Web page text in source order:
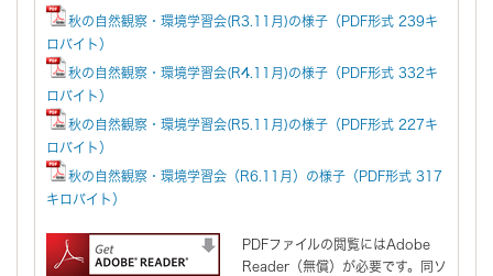
秋の自然観察・環境学習会(R3.11月)の様子（PDF形式 239キ
ロバイト）
秋の自然観察・環境学習会(R4.11月)の様子（PDF形式 332キ
ロバイト）
秋の自然観察・環境学習会(R5.11月)の様子（PDF形式 227キ
ロバイト）
秋の自然観察・環境学習会（R6.11月）の様子（PDF形式 317
キロバイト）
PDFファイルの閲覧にはAdobe
Reader（無償）が必要です。同ソ